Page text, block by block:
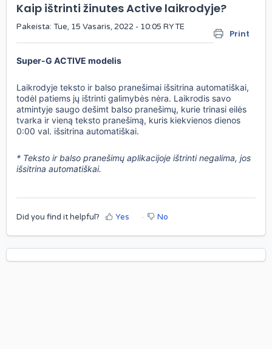
Kaip ištrinti žinutes Active laikrodyje?
Print
Pakeista: Tue, 15 Vasaris, 2022 - 10:05 RYTE
Super-G ACTIVE modelis
Laikrodyje teksto ir balso pranešimai išsitrina automatiškai,
todėl patiems jų ištrinti galimybės nėra. Laikrodis savo
atmintyje saugo dešimt balso pranešimų, kurie trinasi eilės
tvarka ir vieną teksto pranešimą, kuris kiekvienos dienos
0:00 val. išsitrina automatiškai.
* Teksto ir balso pranešimų aplikacijoje ištrinti negalima, jos
išsitrina automatiškai.
Did you find it helpful? Yes No